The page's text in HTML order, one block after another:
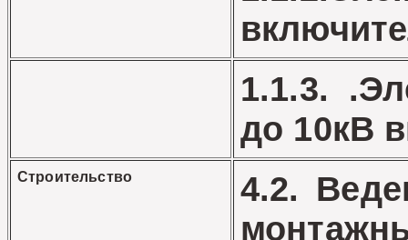
1.1.3.
до 10кВ
Строительство
4.2.